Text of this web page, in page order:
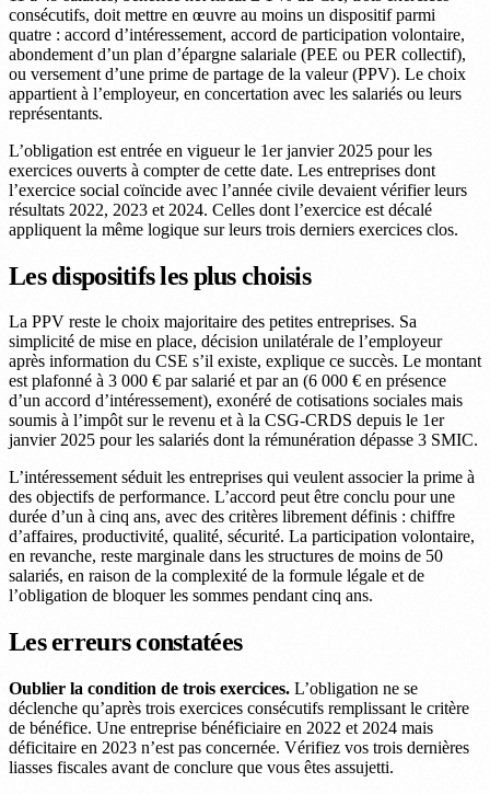
consécutifs, doit mettre en œuvre au moins un dispositif parmi
quatre : accord d’intéressement, accord de participation volontaire,
abondement d’un plan d’épargne salariale (PEE ou PER collectif),
ou versement d’une prime de partage de la valeur (PPV). Le choix
appartient à l’employeur, en concertation avec les salariés ou leurs
représentants.
L’obligation est entrée en vigueur le 1er janvier 2025 pour les
exercices ouverts à compter de cette date. Les entreprises dont
l’exercice social coïncide avec l’année civile devaient vérifier leurs
résultats 2022, 2023 et 2024. Celles dont l’exercice est décalé
appliquent la même logique sur leurs trois derniers exercices clos.
Les dispositifs les plus choisis
La PPV reste le choix majoritaire des petites entreprises. Sa
simplicité de mise en place, décision unilatérale de l’employeur
après information du CSE s’il existe, explique ce succès. Le montant
est plafonné à 3 000 € par salarié et par an (6 000 € en présence
d’un accord d’intéressement), exonéré de cotisations sociales mais
soumis à l’impôt sur le revenu et à la CSG-CRDS depuis le 1er
janvier 2025 pour les salariés dont la rémunération dépasse 3 SMIC.
L’intéressement séduit les entreprises qui veulent associer la prime à
des objectifs de performance. L’accord peut être conclu pour une
durée d’un à cinq ans, avec des critères librement définis : chiffre
d’affaires, productivité, qualité, sécurité. La participation volontaire,
en revanche, reste marginale dans les structures de moins de 50
salariés, en raison de la complexité de la formule légale et de
l’obligation de bloquer les sommes pendant cinq ans.
Les erreurs constatées
Oublier la condition de trois exercices. L’obligation ne se
déclenche qu’après trois exercices consécutifs remplissant le critère
de bénéfice. Une entreprise bénéficiaire en 2022 et 2024 mais
déficitaire en 2023 n’est pas concernée. Vérifiez vos trois dernières
liasses fiscales avant de conclure que vous êtes assujetti.